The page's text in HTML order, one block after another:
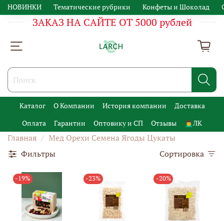
НОВИНКИ Тематические рубрики Конфеты и Шоколад
ЗАКАЗ НА САЙТЕ ОТ 5000 рублей
Каталог О Компании История компании
Доставка
Оплата
Гарантии Оптовику и СП Отзывы 🙍‍♂️ЛК
Главная
Мед Орехи Семена Ягоды Цукаты
Фильтры
Сортировка
-19% -23% -20%